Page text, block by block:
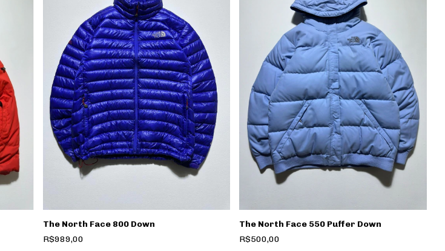
The North Face 800 Down
R$989,00
The North Face 550 Puffer Down
R$500,00